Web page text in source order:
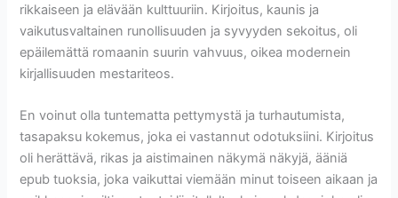
rikkaiseen ja elävään kulttuuriin. Kirjoitus, kaunis ja
vaikutusvaltainen runollisuuden ja syvyyden sekoitus, oli
epäilemättä romaanin suurin vahvuus, oikea modernein
kirjallisuuden mestariteos.
En voinut olla tuntematta pettymystä ja turhautumista,
tasapaksu kokemus, joka ei vastannut odotuksiini. Kirjoitus
oli herättävä, rikas ja aistimainen näkymä näkyjä, ääniä
epub tuoksia, joka vaikuttai viemään minut toiseen aikaan ja